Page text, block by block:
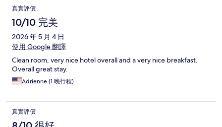
真實評價
10/10 完美
2026 年 5 月 4 日
使用 Google 翻譯
Clean room, very nice hotel overall and a very nice breakfast.
Overall great stay.
Adrienne (1 晚行程)
真實評價